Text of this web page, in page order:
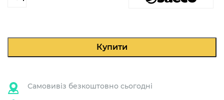
Купити
Самовивіз безкоштовно сьогодні